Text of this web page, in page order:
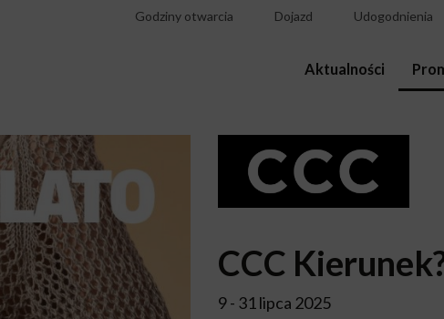
Godziny otwarcia Dojazd Udogodnienia
Aktualności
CCC
9 - 31 lipca 2025